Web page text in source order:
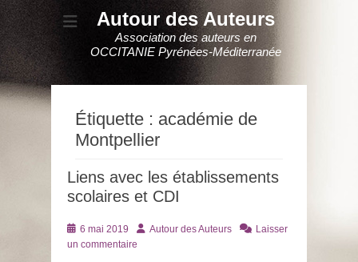
Autour des Auteurs
Association des auteurs en
OCCITANIE Pyrénées-Méditerranée
Étiquette : académie de
Montpellier
Liens avec les établissements
scolaires et CDI
Posté
le
6 mai 2019 AuteurAutour des Auteurs
Laisser
un commentaire